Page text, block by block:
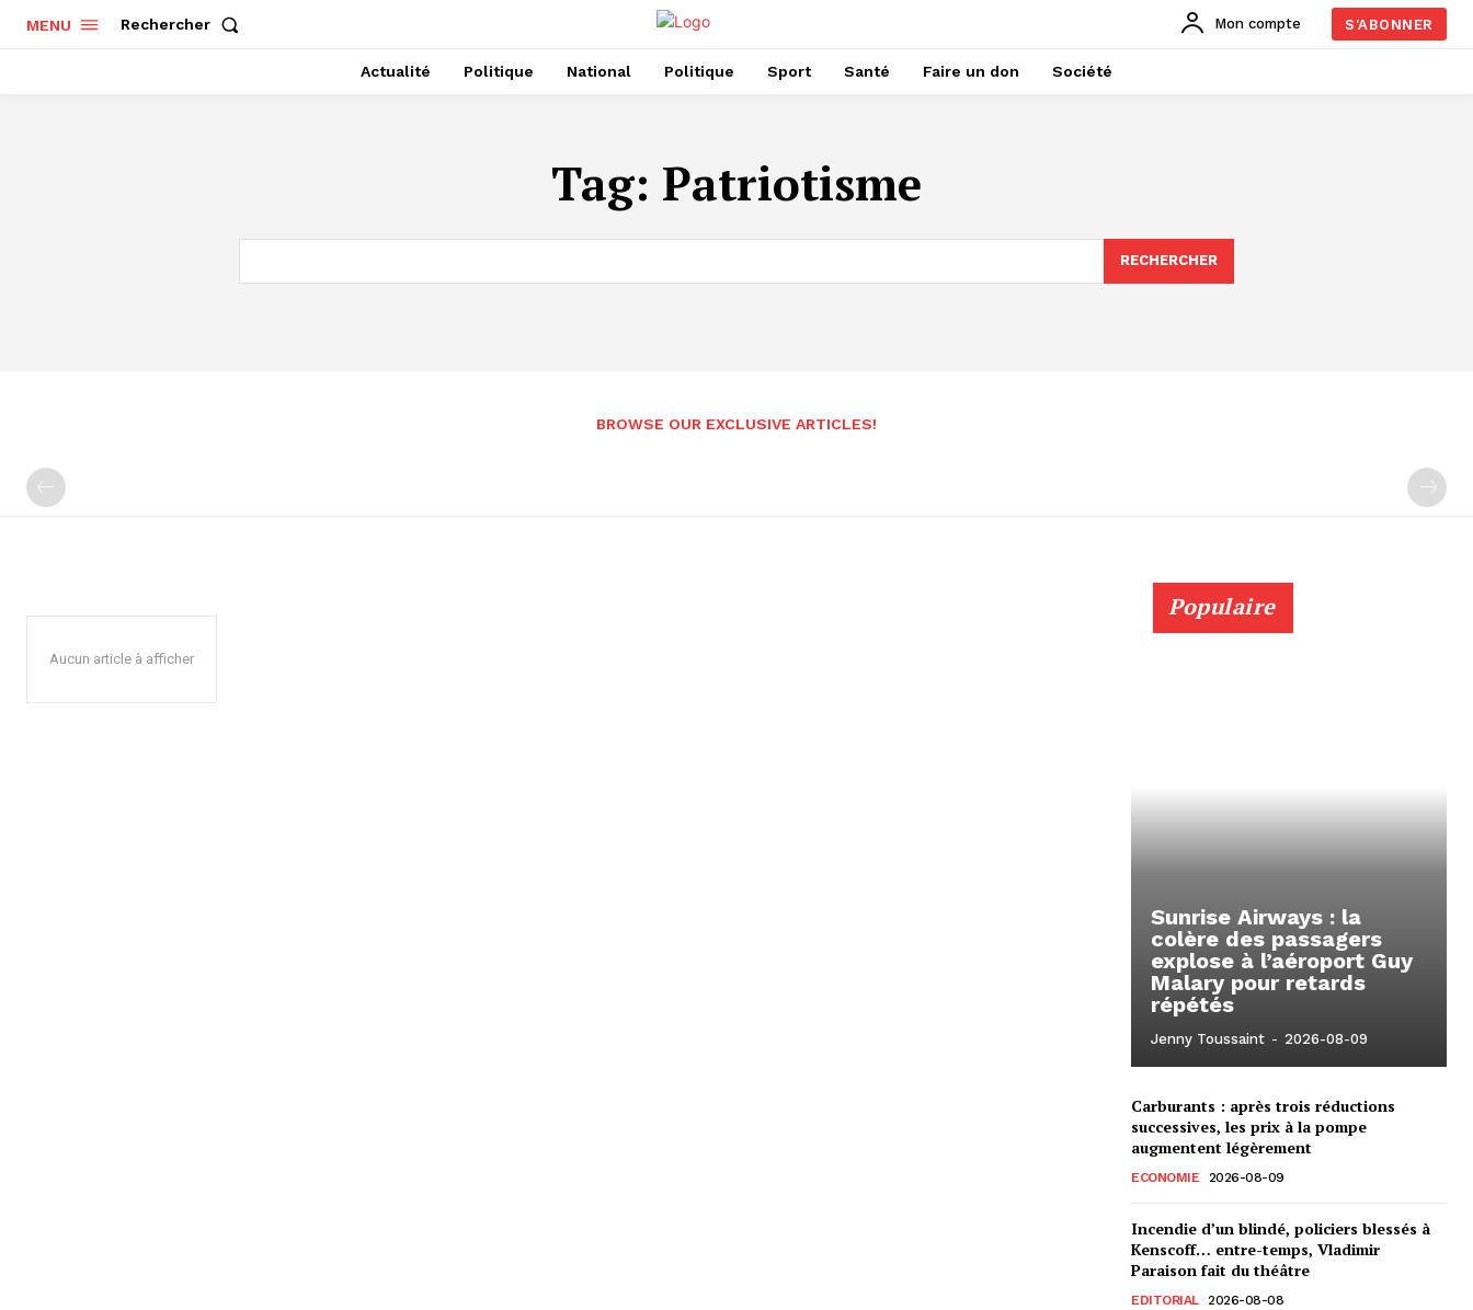
MENU Rechercher Mon compte S'ABONNER
Actualité Politique National Politique Sport Santé Faire un don Société
Tag: Patriotisme
RECHERCHER
BROWSE OUR EXCLUSIVE ARTICLES!
Aucun article à afficher
Populaire
Sunrise Airways : la
colère des passagers
explose à l’aéroport Guy
Malary pour retards
répétés
Jenny Toussaint - 2026-08-09
Carburants : après trois réductions
successives, les prix à la pompe
augmentent légèrement
ECONOMIE 2026-08-09
Incendie d’un blindé, policiers blessés à
Kenscoff… entre-temps, Vladimir
Paraison fait du théâtre
EDITORIAL 2026-08-08